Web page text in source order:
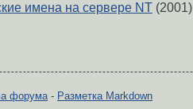
имена на сервере NT (2001)
форума- Разметка Markdown